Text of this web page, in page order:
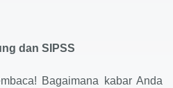
dan SIPSS
Bagaimana kabar Anda